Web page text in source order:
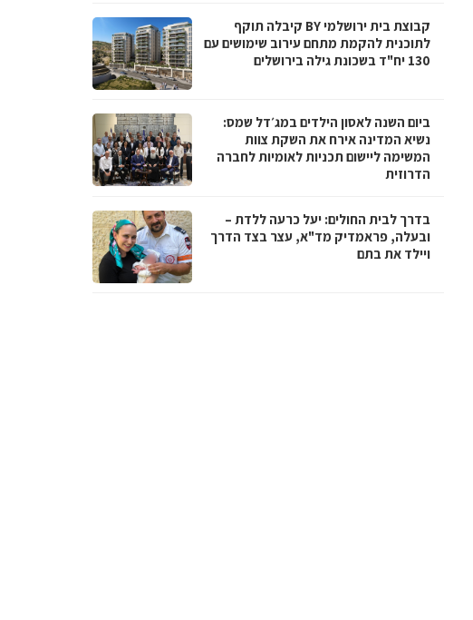
קבוצת בית ירושלמי BY קיבלה תוקף
לתוכנית להקמת מתחם עירוב שימושים עם
130 יח"ד בשכונת גילה בירושלים
ביום השנה לאסון הילדים במג׳דל שמס:
נשיא המדינה אירח את השקת צוות
המשימה ליישום תכניות לאומיות לחברה
הדרוזית
בדרך לבית החולים: יעל כרעה ללדת –
ובעלה, פראמדיק מד"א, עצר בצד הדרך
ויילד את בתם